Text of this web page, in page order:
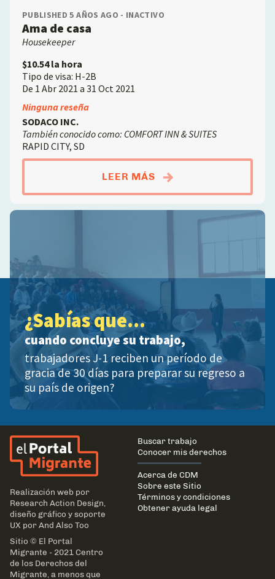
PUBLISHED 5 AÑOS AGO - INACTIVO
Ama de casa
Housekeeper
$10.54 la hora
Tipo de visa: H-2B
De 1 Abr 2021 a 31 Oct 2021
Ninguna reseña
SODACO INC.
También conocido como: COMFORT INN & SUITES
RAPID CITY, SD
LEER MÁS ABOUTAMA DE CASA
¿Sabías que...
cuando concluye su trabajo,
trabajadores J-1 reciben un período de
gracia de 30 días para preparar su regreso a
su país de origen?
El Portal Migrante
Realización web por
Research Action Design
diseño gráfico y soporte
UX porAnd Also Too
Sitio © El Portal
Migrante - 2021 Centro
de los Derechos del
Migrante, a menos que
Main
navigation
Buscar trabajo
Conocer mis derechos
Acerca de CDM
Sobre este Sitio
Términos y condiciones
Obtener ayuda legal